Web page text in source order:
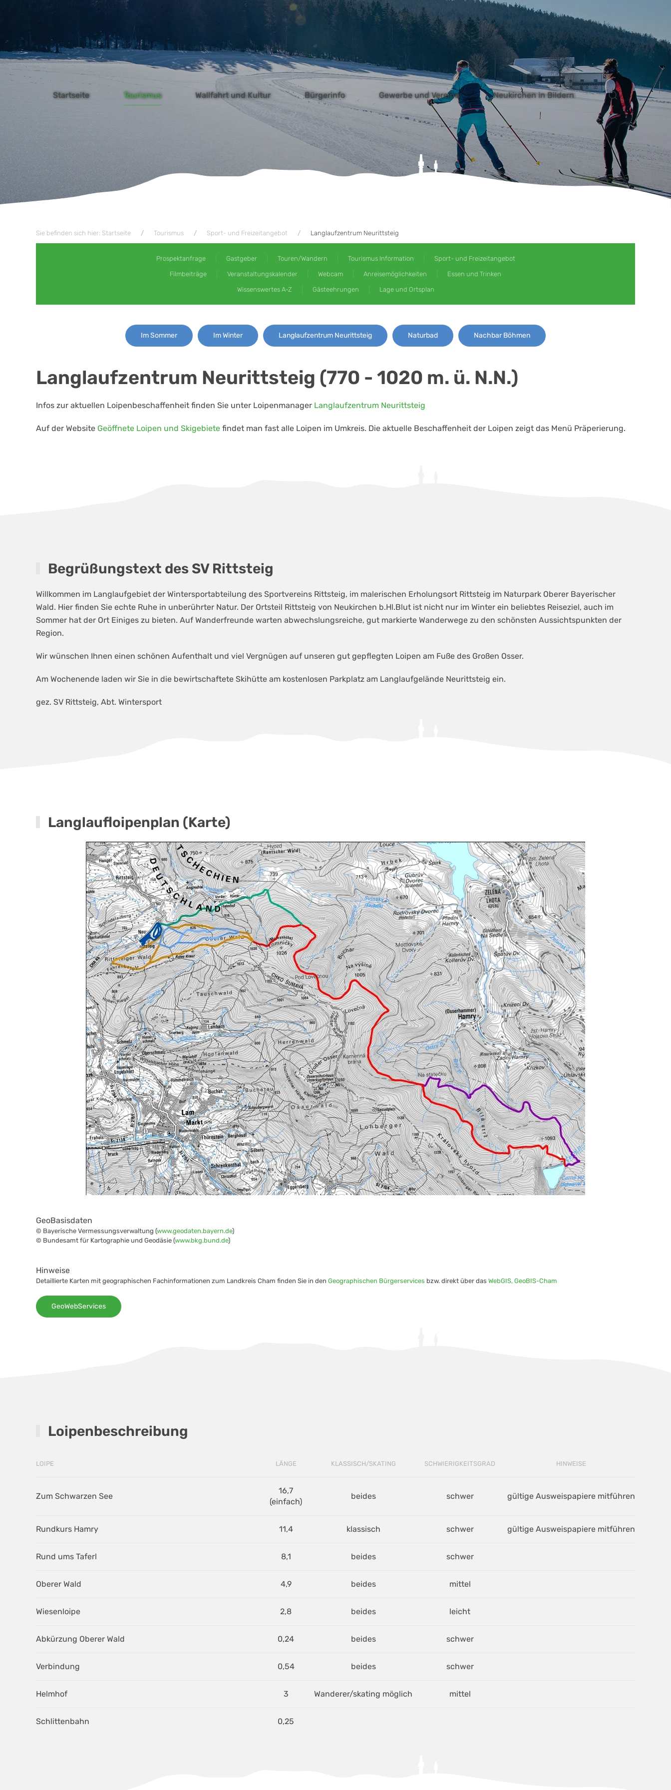
Onlinedienste Bürgermeldung
Kontakt
Startseite Tourismus Wallfahrt und Kultur Bürgerinfo Gewerbe und Vereine Neukirchen in Bildern
Sie befinden sich hier: Startseite Tourismus Sport- und Freizeitangebot Langlaufzentrum Neurittsteig
Prospektanfrage Gastgeber Touren/Wandern Tourismus Information Sport- und Freizeitangebot
Filmbeiträge Veranstaltungskalender Webcam Anreisemöglichkeiten Essen und Trinken
Wissenswertes A-Z Gästeehrungen Lage und Ortsplan
Im Sommer Im Winter Langlaufzentrum Neurittsteig Naturbad Nachbar Böhmen
Langlaufzentrum Neurittsteig (770 - 1020 m. ü. N.N.)
Infos zur aktuellen Loipenbeschaffenheit finden Sie unter Loipenmanager Langlaufzentrum Neurittsteig
Auf der Website Geöffnete Loipen und Skigebiete findet man fast alle Loipen im Umkreis. Die aktuelle Beschaffenheit der Loipen zeigt das Menü Präperierung.
Begrüßungstext des SV Rittsteig
Willkommen im Langlaufgebiet der Wintersportabteilung des Sportvereins Rittsteig, im malerischen Erholungsort Rittsteig im Naturpark Oberer Bayerischer
Wald. Hier finden Sie echte Ruhe in unberührter Natur. Der Ortsteil Rittsteig von Neukirchen b.Hl.Blut ist nicht nur im Winter ein beliebtes Reiseziel, auch im
Sommer hat der Ort Einiges zu bieten. Auf Wanderfreunde warten abwechslungsreiche, gut markierte Wanderwege zu den schönsten Aussichtspunkten der
Region.
Wir wünschen Ihnen einen schönen Aufenthalt und viel Vergnügen auf unseren gut gepflegten Loipen am Fuße des Großen Osser.
Am Wochenende laden wir Sie in die bewirtschaftete Skihütte am kostenlosen Parkplatz am Langlaufgelände Neurittsteig ein.
gez. SV Rittsteig, Abt. Wintersport
Langlaufloipenplan (Karte)
GeoBasisdaten
© Bayerische Vermessungsverwaltung (www.geodaten.bayern.de)
© Bundesamt für Kartographie und Geodäsie (www.bkg.bund.de)
Hinweise
Detaillierte Karten mit geographischen Fachinformationen zum Landkreis Cham finden Sie in den Geographischen Bürgerservices bzw. direkt über das WebGIS, GeoBIS-Cham
GeoWebServices
Loipenbeschreibung
LOIPE LÄNGE KLASSISCH/SKATING SCHWIERIGKEITSGRAD HINWEISE
Zum Schwarzen See
16,7
(einfach)
beides schwer gültige Ausweispapiere mitführen
Rundkurs Hamry 11,4 klassisch schwer gültige Ausweispapiere mitführen
Rund ums Taferl 8,1 beides schwer
Oberer Wald 4,9 beides mittel
Wiesenloipe 2,8 beides leicht
Abkürzung Oberer Wald 0,24 beides schwer
Verbindung 0,54 beides schwer
Helmhof 3 Wanderer/skating möglich mittel
Schlittenbahn 0,25